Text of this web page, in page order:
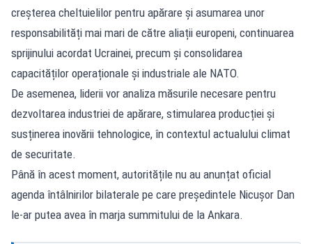
creșterea cheltuielilor pentru apărare și asumarea unor
responsabilități mai mari de către aliații europeni, continuarea
sprijinului acordat Ucrainei, precum și consolidarea
capacităților operaționale și industriale ale NATO.
De asemenea, liderii vor analiza măsurile necesare pentru
dezvoltarea industriei de apărare, stimularea producției și
susținerea inovării tehnologice, în contextul actualului climat
de securitate.
Până în acest moment, autoritățile nu au anunțat oficial
agenda întâlnirilor bilaterale pe care președintele Nicușor Dan
le-ar putea avea în marja summitului de la Ankara.